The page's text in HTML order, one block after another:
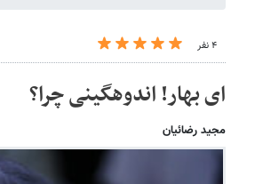
۴ نفر
ای بهار! اندوهگینی چرا؟
مجید رضائیان